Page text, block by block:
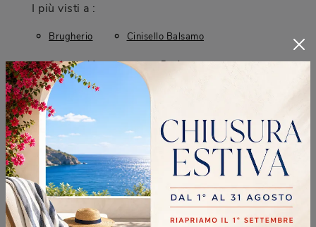
I più visti a :
Brugherio Cinisello Balsamo
Cologno Monzese Desio
CONTINUA A NAVIGARE
Tavoli Midj Brugherio
Tavoli Midj Cinisello Balsamo